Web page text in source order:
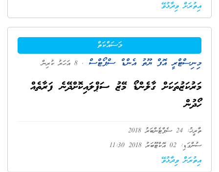
އިތުރަށް ވިދާޅުވޭ
މަސައްކަތް
މިނިސްޓްރީ އޮފް ޔޫތު އެންޑް ސްޕޯޓްސް . 8 އަހަރު ކުރިން
މަރުކަޒުތަކަށް ގާލެންޑޯ މޭޒު ސަޕްލައިކޮށްދޭނެ ފަރާތެއް
ހޯދުން
ތާރީޚު: 24 ސެޕްޓެންބަރު 2018
ސުންގަޑި: 02 އޮކްޓޫބަރު 2018 11:30
އިތުރަށް ވިދާޅުވޭ